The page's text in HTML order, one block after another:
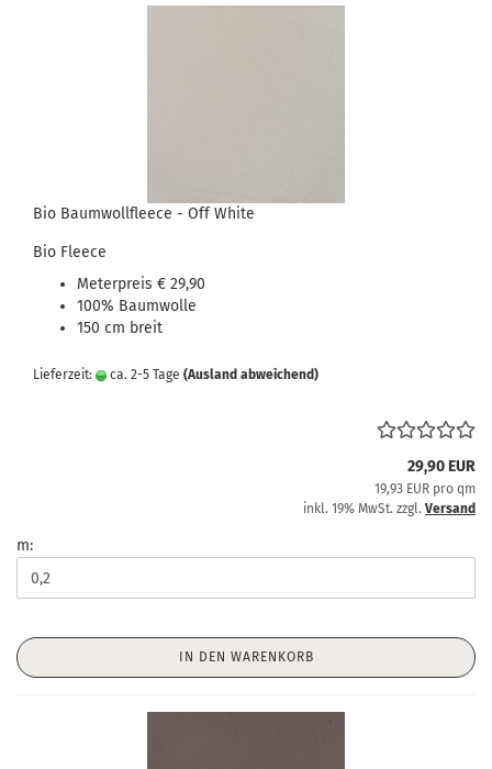
Bio Baumwollfleece - Off White
Bio Fleece
Meterpreis € 29,90
100% Baumwolle
150 cm breit
Lieferzeit: ca. 2-5 Tage (Ausland abweichend)
29,90 EUR
19,93 EUR pro qm
inkl. 19% MwSt. zzgl. Versand
m:
IN DEN WARENKORB